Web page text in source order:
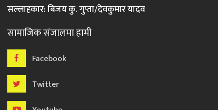
सल्लाहकार: बिजय कु. गुप्ता/देवकुमार यादव
सामाजिक संजालमा हामी
Facebook
Twitter